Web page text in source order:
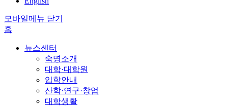
모바일메뉴 닫기
홈
뉴스센터
숙명소개
대학·대학원
입학안내
산학·연구·창업
대학생활